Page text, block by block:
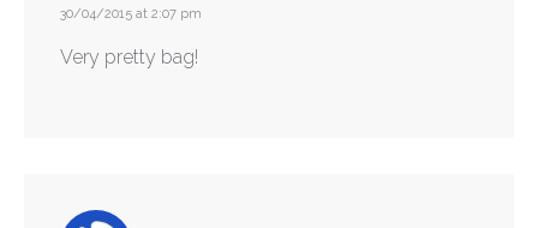
30/04/2015 at 2:07 pm
Very pretty bag!